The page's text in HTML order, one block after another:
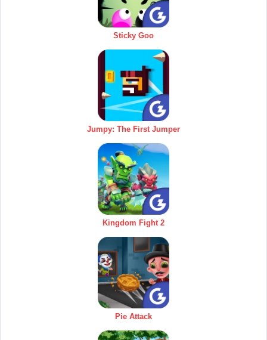
Sticky Goo
Jumpy: The First Jumper
Kingdom Fight 2
Pie Attack